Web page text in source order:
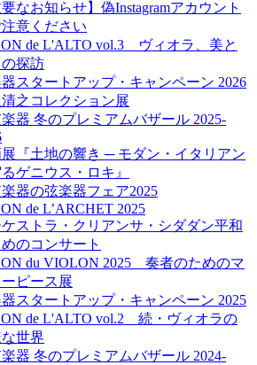
要なお知らせ】偽Instagramアカウント
意ください
de L'ALTO vol.3 ヴィオラ、美と
探訪
スタートアップ・キャンペーン 2026
之コレクション展
器 冬のプレミアムバザール 2025-
『土地の響き ─ モダン・イタリアン
ゲニウス・ロキ』
器の弦楽器フェア2025
de L’ARCHET 2025
ストラ・クリアンサ・シダダン平和
のコンサート
du VIOLON 2025 奏者のためのマ
ピース展
スタートアップ・キャンペーン 2025
de L'ALTO vol.2 続・ヴィオラの
世界
器 冬のプレミアムバザール 2024-